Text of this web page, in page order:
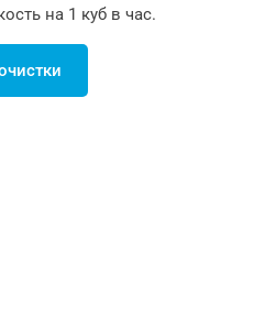
на 1 куб в час.